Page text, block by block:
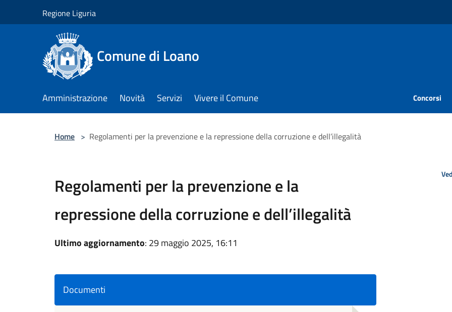
Regione Liguria
Comune di Loano
Amministrazione Novità Servizi Vivere il Comune Concorsi
Home > Regolamenti per la prevenzione e la repressione della corruzione e dell’illegalità
Regolamenti per la prevenzione e la
repressione della corruzione e dell’illegalità
Ultimo aggiornamento: 29 maggio 2025, 16:11
Documenti